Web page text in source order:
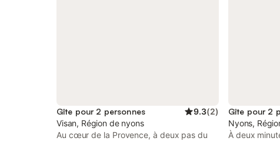
Gîte pour 2 personnes 9.3(2)
Visan, Région de nyons
Au cœur de la Provence, à deux pas du
Gîte pour 2
Nyons,
À deux